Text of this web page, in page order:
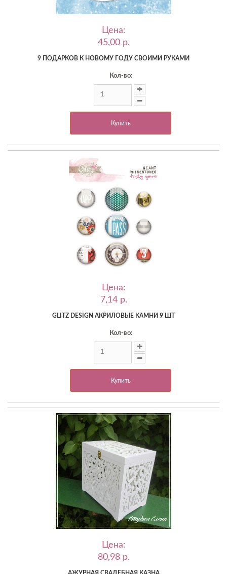
Цена:
45,00 p.
9 ПОДАРКОВ К НОВОМУ ГОДУ СВОИМИ РУКАМИ
Кол-во:
Купить
Цена:
7,14 p.
GLITZ DESIGN АКРИЛОВЫЕ КАМНИ 9 ШТ
Кол-во:
Купить
Цена:
80,98 p.